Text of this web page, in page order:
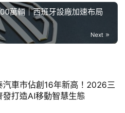
萬輛｜西班牙設廠加速布局
Next
汽車市佔創16年新高！2026三
發打造AI移動智慧生態